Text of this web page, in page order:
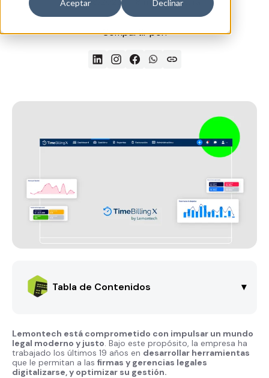
Aceptar Declinar
Compartir por:
Tabla de Contenidos ▾
Lemontech está comprometido con impulsar un mundo
legal moderno y justo. Bajo este propósito, la empresa ha
trabajado los últimos 19 años en desarrollar herramientas
que le permitan a las firmas y gerencias legales
digitalizarse, y optimizar su gestión.